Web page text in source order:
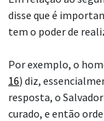
disse que é
tem o poder de
Por exemplo, o
16) diz,
resposta, o
curado, e então